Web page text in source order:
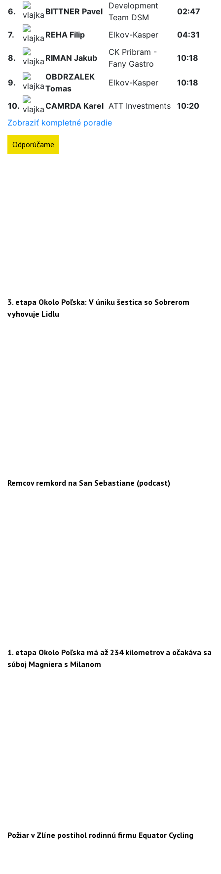
6. BITTNER Pavel
Development
Team DSM
02:47
7. REHA Filip Elkov-Kasper 04:31
8. RIMAN Jakub
CK Pribram -
Fany Gastro
10:18
9.
OBDRZALEK
Tomas
Elkov-Kasper 10:18
10. CAMRDA Karel ATT Investments
10:20
Zobraziť kompletné poradie
Odporúčame
3. etapa Okolo Poľska: V úniku šestica so Sobrerom
vyhovuje Lidlu
Remcov remkord na San Sebastiane (podcast)
1. etapa Okolo Poľska má až 234 kilometrov a očakáva sa
súboj Magniera s Milanom
Požiar v Zlíne postihol rodinnú firmu Equator Cycling